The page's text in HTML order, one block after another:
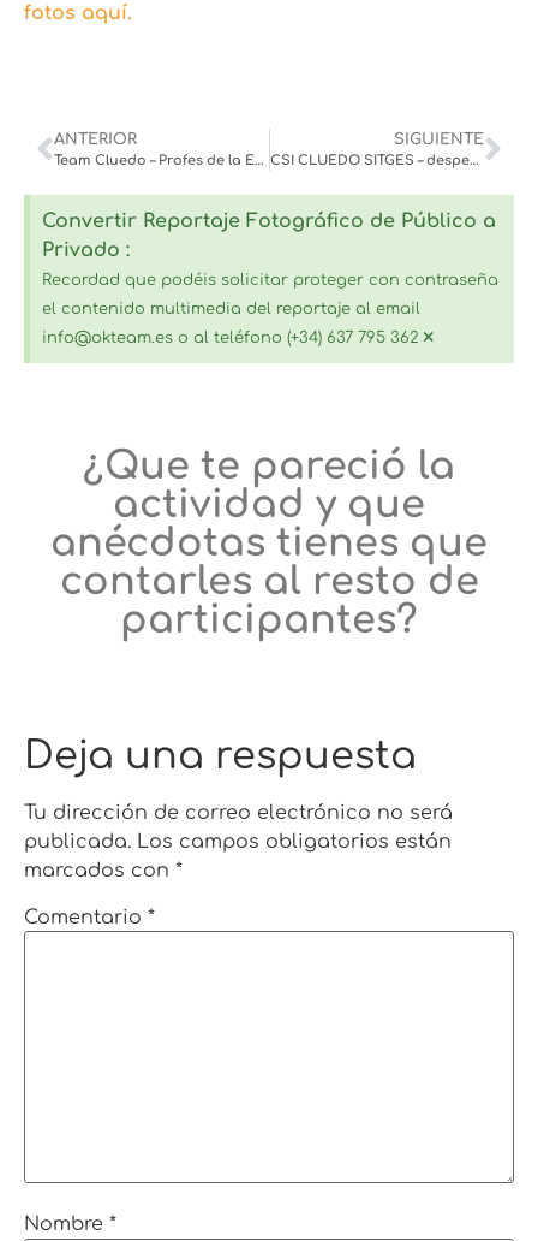
fotos aquí.
ANTERIOR
Team Cluedo – Profes de la Escola Nova de Cervellò – junio 22
SIGUIENTE
CSI CLUEDO SITGES – despedida grupo Belén – junio ‘22
Convertir Reportaje Fotográfico de Público a
Privado :
Recordad que podéis solicitar proteger con contraseña
el contenido multimedia del reportaje al email
info@okteam.es o al teléfono (+34) 637 795 362 ×
¿Que te pareció la
actividad y que
anécdotas tienes que
contarles al resto de
participantes?
Deja una respuesta
Tu dirección de correo electrónico no será
publicada. Los campos obligatorios están
marcados con *
Comentario *
Nombre *